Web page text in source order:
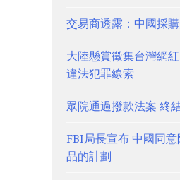
交易商透露：中國採
大陸懸賞徵集台灣網
違法犯罪線索
眾院通過撥款法案 終
FBI局長宣布 中國同
品的計劃